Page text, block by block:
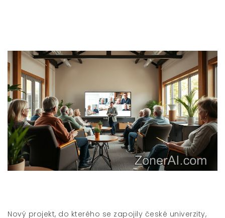
Nový projekt, do kterého se zapojily české univerzity,